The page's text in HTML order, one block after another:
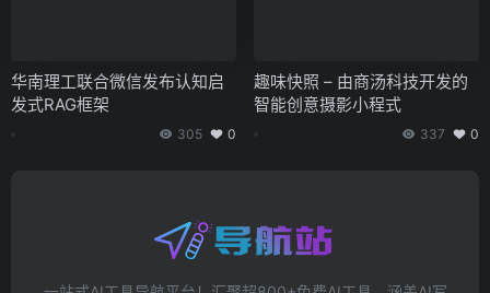
华南理工联合微信发布认知启
发式RAG框架
305 0
趣味快照 – 由商汤科技开发的
智能创意摄影小程式
337 0